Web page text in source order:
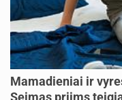
Mamadieniai ir
Seimas priims